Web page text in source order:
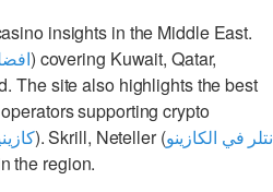
insights in the Middle East.
) covering Kuwait, Qatar,
The site also highlights the best
supporting crypto
). Skrill, Neteller (نتلر في الكازينو
the region.